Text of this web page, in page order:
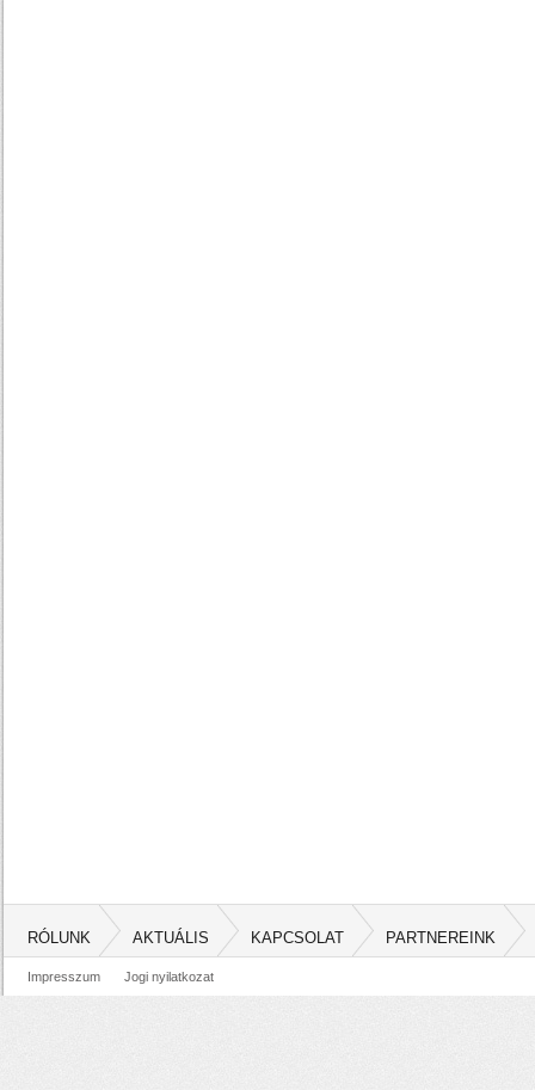
RÓLUNK AKTUÁLIS KAPCSOLAT PARTNEREINK
Impresszum Jogi nyilatkozat